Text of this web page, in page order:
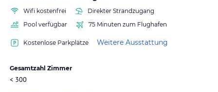
Wifi kostenfrei
Direkter Strandzugang
Pool verfügbar
75 Minuten zum Flughafen
Kostenlose Parkplätze Weitere Ausstattung
Gesamtzahl Zimmer
< 300